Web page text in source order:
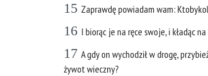
15 Zaprawdę powiadam wam:
16 I biorąc je na ręce swoje, i kładąc na
17 A gdy on wychodził w drogę,
żywot wieczny?